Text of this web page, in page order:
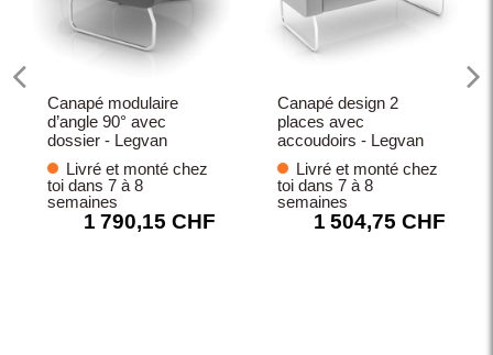
Canapé modulaire
d’angle 90° avec
dossier - Legvan
Livré et monté chez
toi dans 7 à 8
semaines
1 790,15 CHF
Canapé design 2
places avec
accoudoirs - Legvan
Livré et monté chez
toi dans 7 à 8
semaines
1 504,75 CHF